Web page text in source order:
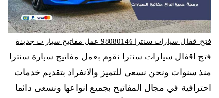
فتح اقفال سيارات سنترا 98080146‬ عمل مفاتيح سيارات جديدة
فتح اقفال سيارات سنترا نقوم بعمل مفاتيح سيارة سنترا
منذ سنوات ونحن نسعى للتميز والانفراد بتقديم خدمات
احترافية في مجال المفاتيح بجميع انواعها ونسعى دائما